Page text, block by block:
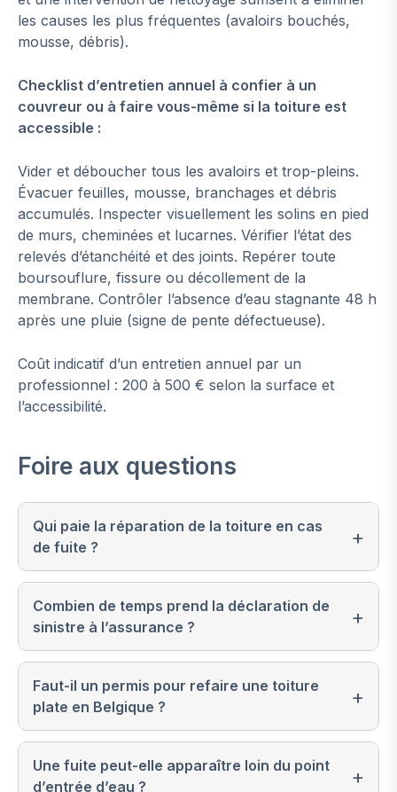
les causes les plus fréquentes (avaloirs bouchés,
mousse, débris).
Checklist d’entretien annuel à confier à un
couvreur ou à faire vous-même si la toiture est
accessible :
Vider et déboucher tous les avaloirs et trop-pleins.
Évacuer feuilles, mousse, branchages et débris
accumulés. Inspecter visuellement les solins en pied
de murs, cheminées et lucarnes. Vérifier l’état des
relevés d’étanchéité et des joints. Repérer toute
boursouflure, fissure ou décollement de la
membrane. Contrôler l’absence d’eau stagnante 48 h
après une pluie (signe de pente défectueuse).
Coût indicatif d’un entretien annuel par un
professionnel : 200 à 500 € selon la surface et
l’accessibilité.
Foire aux questions
Qui paie la réparation de la toiture en cas
de fuite ?
Combien de temps prend la déclaration de
sinistre à l’assurance ?
Faut-il un permis pour refaire une toiture
plate en Belgique ?
Une fuite peut-elle apparaître loin du point
d’entrée d’eau ?